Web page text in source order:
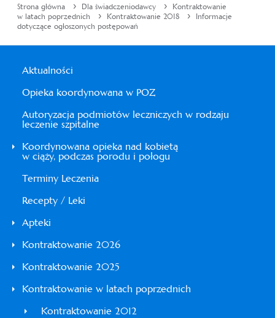
Strona główna › Dla świadczeniodawcy › Kontraktowanie
w latach poprzednich
› Kontraktowanie 2018 ›
Informacje
dotyczące ogłoszonych postępowań
Aktualności
Opieka koordynowana w POZ
Autoryzacja podmiotów leczniczych w rodzaju
leczenie szpitalne
Koordynowana opieka nad kobietą
w ciąży, podczas porodu i połogu
Terminy Leczenia
Recepty / Leki
Apteki
Kontraktowanie 2026
Kontraktowanie 2025
Kontraktowanie w latach poprzednich
Kontraktowanie 2012